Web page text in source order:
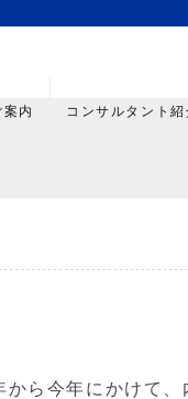
内 コンサルタント紹
から今年にかけて、